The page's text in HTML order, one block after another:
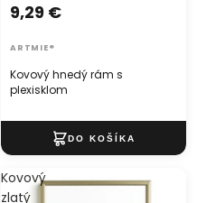
Kovový hnedý rám s
plexisklom
9,29 €
ARTMIE®
Kovový
zlatý